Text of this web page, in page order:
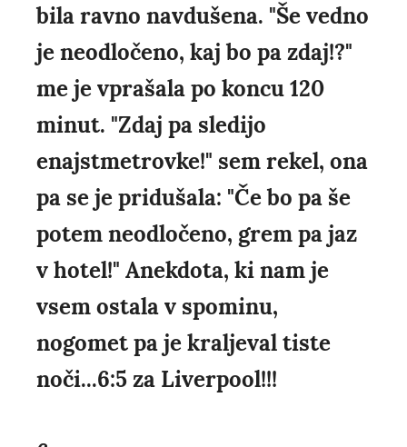
bila ravno navdušena. "Še vedno
je neodločeno, kaj bo pa zdaj!?"
me je vprašala po koncu 120
minut. "Zdaj pa sledijo
enajstmetrovke!" sem rekel, ona
pa se je pridušala: "Če bo pa še
potem neodločeno, grem pa jaz
v hotel!" Anekdota, ki nam je
vsem ostala v spominu,
nogomet pa je kraljeval tiste
noči...6:5 za Liverpool!!!